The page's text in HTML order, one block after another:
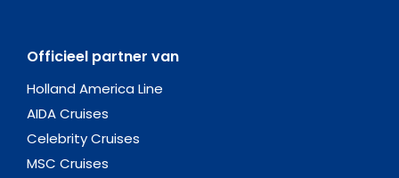
Officieel partner van
Holland America Line
AIDA Cruises
Celebrity Cruises
MSC Cruises